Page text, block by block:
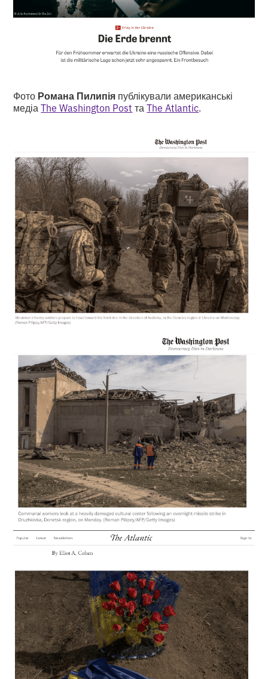
Фото Романа Пилипія публікували американські
медіаThe Washington Post таThe Atlantic.